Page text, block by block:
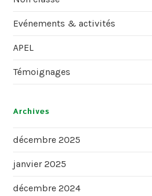
Evénements & activités
APEL
Témoignages
Archives
décembre 2025
janvier 2025
décembre 2024